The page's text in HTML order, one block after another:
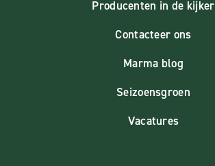
Producenten in de kijker
Contacteer ons
Marma blog
Seizoensgroen
Vacatures